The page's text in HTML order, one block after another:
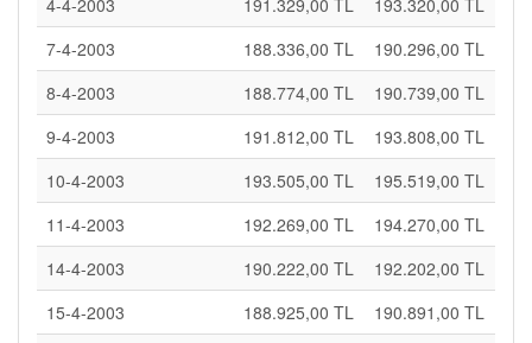
4-4-2003
191.329,00 TL
193.320,00 TL
7-4-2003
188.336,00 TL
190.296,00 TL
8-4-2003
188.774,00 TL
190.739,00 TL
9-4-2003
191.812,00 TL
193.808,00 TL
10-4-2003
193.505,00 TL
195.519,00 TL
11-4-2003
192.269,00 TL
194.270,00 TL
14-4-2003
190.222,00 TL
192.202,00 TL
15-4-2003
188.925,00 TL
190.891,00 TL